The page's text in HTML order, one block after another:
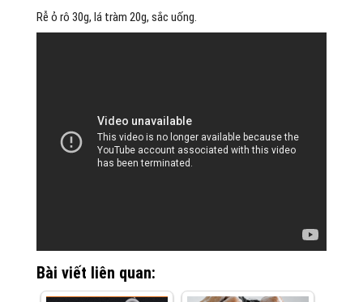
Rễ ỏ rô 30g, lá tràm 20g, sắc uống.
Bài viết liên quan: